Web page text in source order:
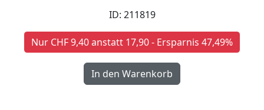
ID: 211819
Nur CHF 9,40 anstatt 17,90 - Ersparnis 47,49%